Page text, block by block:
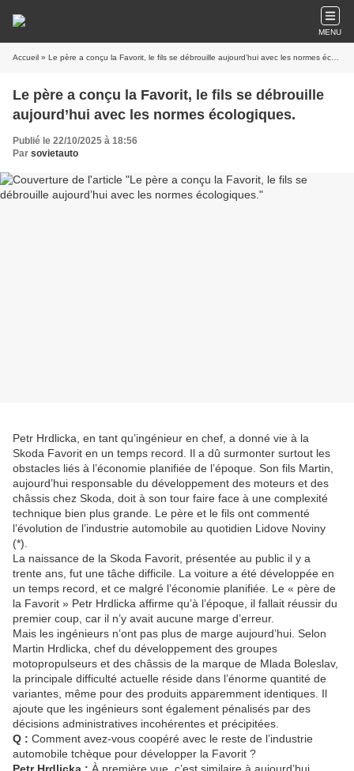
MENU
Accueil » Le père a conçu la Favorit, le fils se débrouille aujourd’hui avec les normes écologiques.
Le père a conçu la Favorit, le fils se débrouille
aujourd’hui avec les normes écologiques.
Publié le 22/10/2025 à 18:56
Par sovietauto
Petr Hrdlicka, en tant qu’ingénieur en chef, a donné vie à la
Skoda Favorit en un temps record. Il a dû surmonter surtout les
obstacles liés à l’économie planifiée de l’époque. Son fils Martin,
aujourd’hui responsable du développement des moteurs et des
châssis chez Skoda, doit à son tour faire face à une complexité
technique bien plus grande. Le père et le fils ont commenté
l’évolution de l’industrie automobile au quotidien Lidove Noviny
(*).
La naissance de la Skoda Favorit, présentée au public il y a
trente ans, fut une tâche difficile. La voiture a été développée en
un temps record, et ce malgré l’économie planifiée. Le « père de
la Favorit » Petr Hrdlicka affirme qu’à l’époque, il fallait réussir du
premier coup, car il n’y avait aucune marge d’erreur.
Mais les ingénieurs n’ont pas plus de marge aujourd’hui. Selon
Martin Hrdlicka, chef du développement des groupes
motopropulseurs et des châssis de la marque de Mlada Boleslav,
la principale difficulté actuelle réside dans l’énorme quantité de
variantes, même pour des produits apparemment identiques. Il
ajoute que les ingénieurs sont également pénalisés par des
décisions administratives incohérentes et précipitées.
Q : Comment avez-vous coopéré avec le reste de l’industrie
automobile tchèque pour développer la Favorit ?